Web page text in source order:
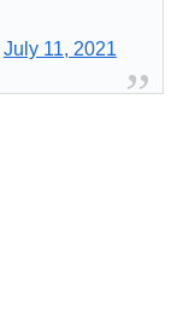
July 11, 2021